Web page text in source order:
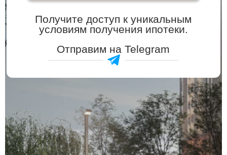
Получите доступ к уникальным
условиям получения ипотеки.
Отправим на Telegram